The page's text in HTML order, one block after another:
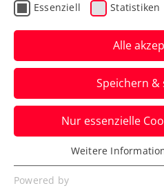
Upper Austria
Ladies Wild-
Challenge:
Sextett an
Die ersten Sechs sind
eine Qualifikations-
Turnier in Linz
Essenziell Statistiken
Alle
Speichern &
Nur essenzielle
Essenziell
Essenzielle Cookies werden
Weitere
Powered by